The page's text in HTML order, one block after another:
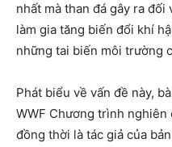
nhất mà than đá gây ra
làm gia tăng biến đổi khí
những tai biến môi trường
Phát biểu về vấn đề này,
WWF Chương trình nghiên
đồng thời là tác giả của